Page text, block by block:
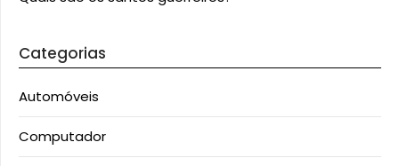
Categorias
Automóveis
Computador